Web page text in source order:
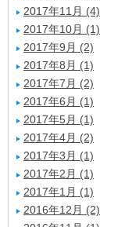
2017年11月 (4)
2017年10月 (1)
2017年9月 (2)
2017年8月 (1)
2017年7月 (2)
2017年6月 (1)
2017年5月 (1)
2017年4月 (2)
2017年3月 (1)
2017年2月 (1)
2017年1月 (1)
2016年12月 (2)